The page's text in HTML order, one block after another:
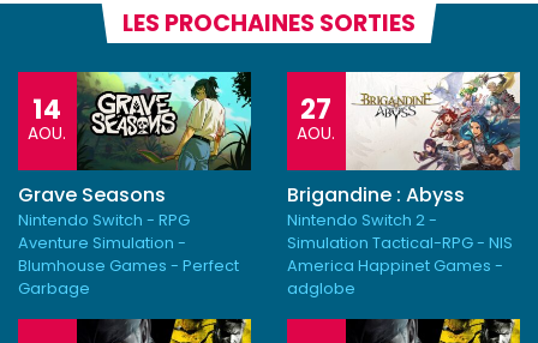
LES PROCHAINES SORTIES
14
AOU.
Grave Seasons
Nintendo Switch - RPG
Aventure Simulation -
Blumhouse Games - Perfect
Garbage
27
AOU.
Brigandine : Abyss
Nintendo Switch 2 -
Simulation Tactical-RPG - NIS
America Happinet Games -
adglobe